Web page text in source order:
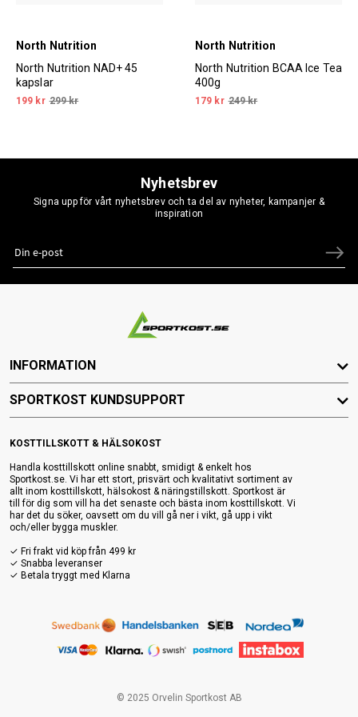
North Nutrition
North Nutrition NAD+ 45
kapslar
199 kr 299 kr
North Nutrition
North Nutrition BCAA Ice Tea
400g
179 kr 249 kr
Nyhetsbrev
Signa upp för vårt nyhetsbrev och ta del av nyheter, kampanjer &
inspiration
KOSTTILLSKOTT & HÄLSOKOST
Handla kosttillskott online snabbt, smidigt & enkelt hos
Sportkost.se. Vi har ett stort, prisvärt och kvalitativt sortiment av
allt inom kosttillskott, hälsokost & näringstillskott. Sportkost är
till för dig som vill ha det senaste och bästa inom kosttillskott. Vi
har det du söker, oavsett om du vill gå ner i vikt, gå upp i vikt
och/eller bygga muskler.
✓ Fri frakt vid köp från 499 kr
✓ Snabba leveranser
✓ Betala tryggt med Klarna
INFORMATION
SPORTKOST KUNDSUPPORT
© 2025 Orvelin Sportkost AB